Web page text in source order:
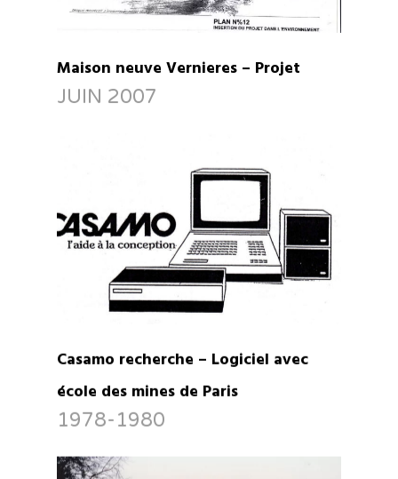
Maison neuve Vernieres – Projet
JUIN 2007
Casamo recherche – Logiciel avec
école des mines de Paris
1978-1980